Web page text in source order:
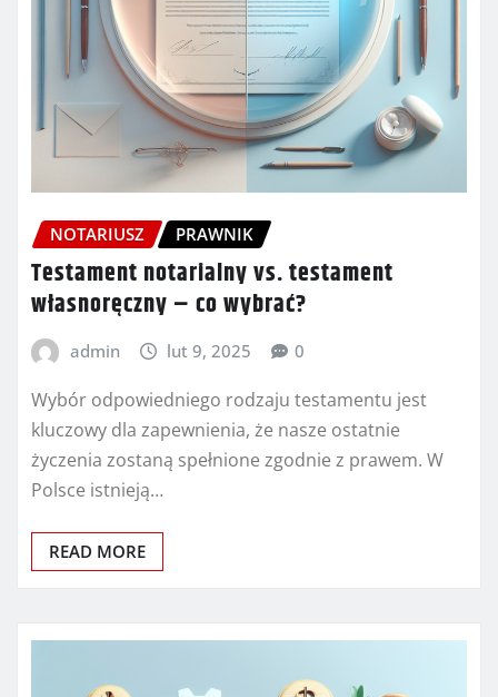
NOTARIUSZ PRAWNIK
Testament notarialny vs. testament
własnoręczny – co wybrać?
admin lut 9, 2025 0
Wybór odpowiedniego rodzaju testamentu jest
kluczowy dla zapewnienia, że nasze ostatnie
życzenia zostaną spełnione zgodnie z prawem. W
Polsce istnieją…
READ MORE